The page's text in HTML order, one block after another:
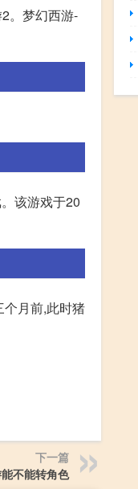
。梦幻西游-
该游戏于20
月前,此时猪
下一篇
不能转角色